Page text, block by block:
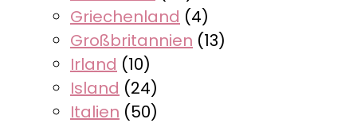
Griechenland (4)
Großbritannien (13)
Irland (10)
Island (24)
Italien (50)